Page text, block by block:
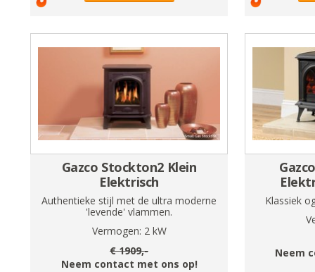
Gazco Stockton2 Klein
Elektrisch
Authentieke stijl met de ultra moderne
'levende' vlammen.
Vermogen: 2kW
€1909,-
Neem contact met ons op!
Klassiek
Neem